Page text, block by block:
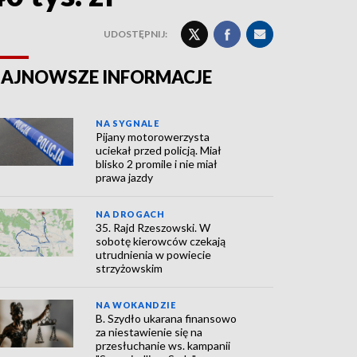
UDOSTĘPNIJ:
INFORMACJE
NA SYGNALE
Pijany motorowerzysta
uciekał przed policją. Miał
blisko 2 promile i nie miał
prawa jazdy
NA DROGACH
35. Rajd Rzeszowski. W
sobotę kierowców czekają
utrudnienia w powiecie
strzyżowskim
NA WOKANDZIE
B. Szydło ukarana finansowo
za niestawienie się na
przesłuchanie ws. kampanii